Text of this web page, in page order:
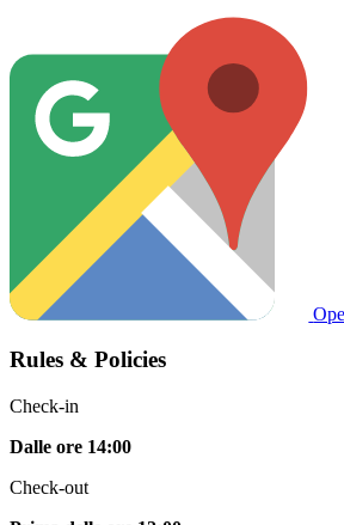
Rules & Policies
Check-in
Dalle ore 14:00
Check-out